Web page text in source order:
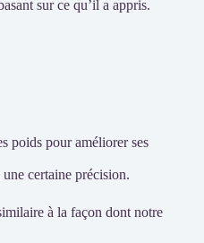
sur ce qu’il a appris.
poids pour améliorer ses
certaine précision.
à la façon dont notre